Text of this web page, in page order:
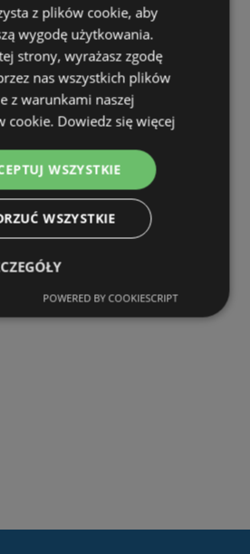
Centrum
z plików cookie, aby
wygodę użytkowania.
strony, wyrażasz zgodę
nas wszystkich plików
z warunkami naszej
cookie. Dowiedz się więcej
WSZYSTKIE
WSZYSTKIE
POWERED BY COOKIESCRIPT